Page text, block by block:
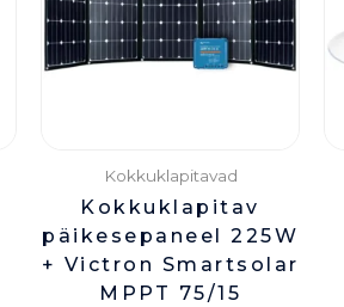
Kokkuklapitavad
Kokkuklapitav
päikesepaneel 225W
+ Victron Smartsolar
MPPT 75/15